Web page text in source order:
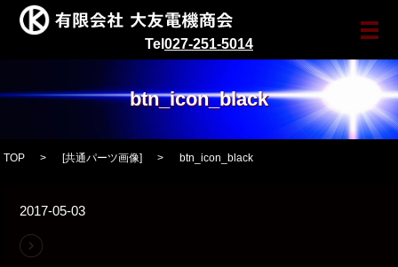
Tel 027-251-5014
メ
btn_icon_black
TOP [共通パーツ画像] btn_icon_black
2017-05-03